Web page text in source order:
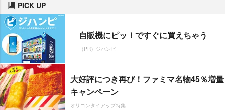
PICK UP
自販機にピッ！ですぐに買えちゃう
（PR）ジハンピ
大好評につき再び！ファミマ名物45％増量
キャンペーン
オリコンタイアップ特集